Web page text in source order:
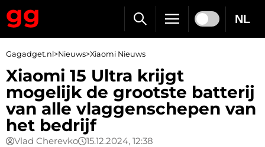
NL
Gagadget.nl>Nieuws>Xiaomi Nieuws
Xiaomi 15 Ultra krijgt
mogelijk de grootste batterij
van alle vlaggenschepen van
het bedrijf
Vlad Cherevko 15.12.2024, 12:38